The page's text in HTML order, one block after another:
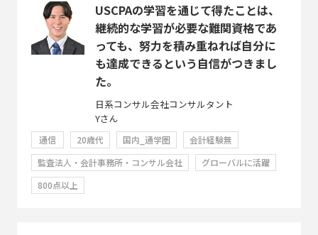
USCPAの学習を通じて得たことは、
継続的な学習が必要な難関資格であ
っても、努力を積み重ねれば自分に
も達成できるという自信がつきまし
た。
日系コンサル会社コンサルタント
Yさん
通信 20歳代 国内_通学圏
会計経験無
監査法人・会計事務所・コンサル会社
グローバルに活躍
800点以上